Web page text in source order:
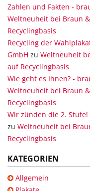
Zahlen und Fakten -
Weltneuheit bei Braun
Recyclingbasis
Recycling der
GmbH zu Weltneuheit
auf Recyclingbasis
Wie geht es Ihnen? -
Weltneuheit bei Braun
Recyclingbasis
Wir zünden die 2.
zu Weltneuheit bei
Recyclingbasis
KATEGORIEN
Allgemein